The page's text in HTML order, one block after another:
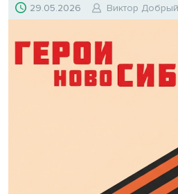
29.05.2026 Виктор Добрый